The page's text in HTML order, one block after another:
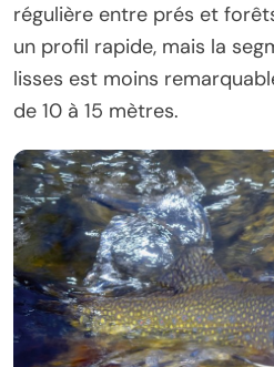
régulière entre prés et
un profil rapide, mais la
lisses est moins
de 10 à 15 mètres.